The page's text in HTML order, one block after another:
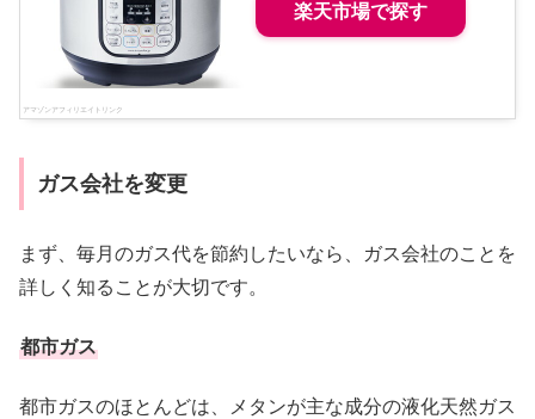
楽天市場で探す
ガス会社を変更
まず、毎月のガス代を節約したいなら、ガス会社のことを
詳しく知ることが大切です。
都市ガス
都市ガスのほとんどは、メタンが主な成分の液化天然ガス